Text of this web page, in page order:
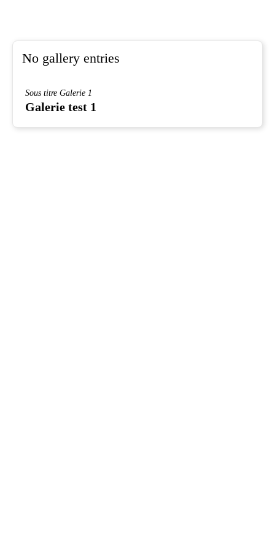
No gallery entries
Sous titre Galerie 1
Galerie test 1